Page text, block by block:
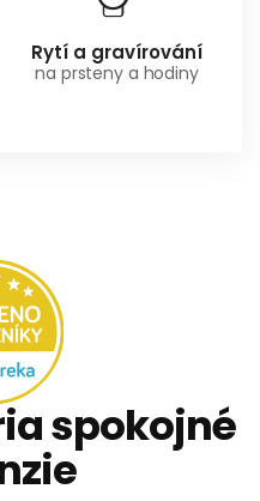
Rytí a gravírování
na prsteny a hodiny
spokojné